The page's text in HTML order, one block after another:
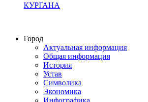
КУРГАНА
Город
Актуальная информация
Общая информация
История
Устав
Символика
Экономика
Инфографика